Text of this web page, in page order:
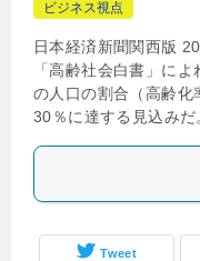
ビジネス視点
日本経済新聞関西版
「高齢社会白書」に
の人口の割合（高齢
30％に達する見込み
Tweet